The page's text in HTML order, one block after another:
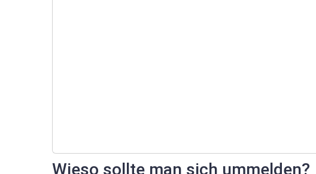
Wieso sollte man sich ummelden?